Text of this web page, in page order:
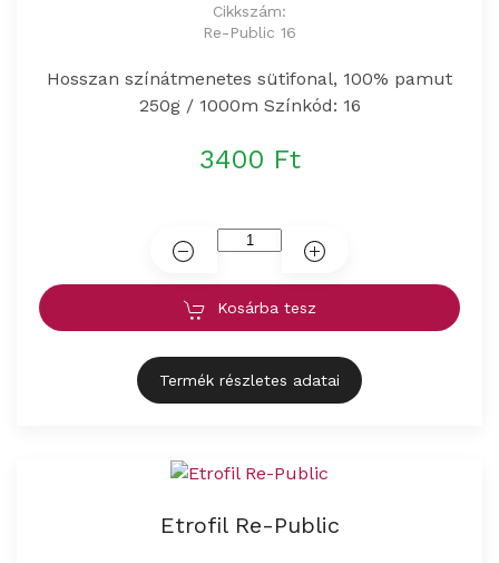
Cikkszám:
Re-Public 16
Hosszan színátmenetes sütifonal, 100% pamut
250g / 1000m Színkód: 16
3400 Ft
Kosárba tesz
Termék részletes adatai
Etrofil Re-Public